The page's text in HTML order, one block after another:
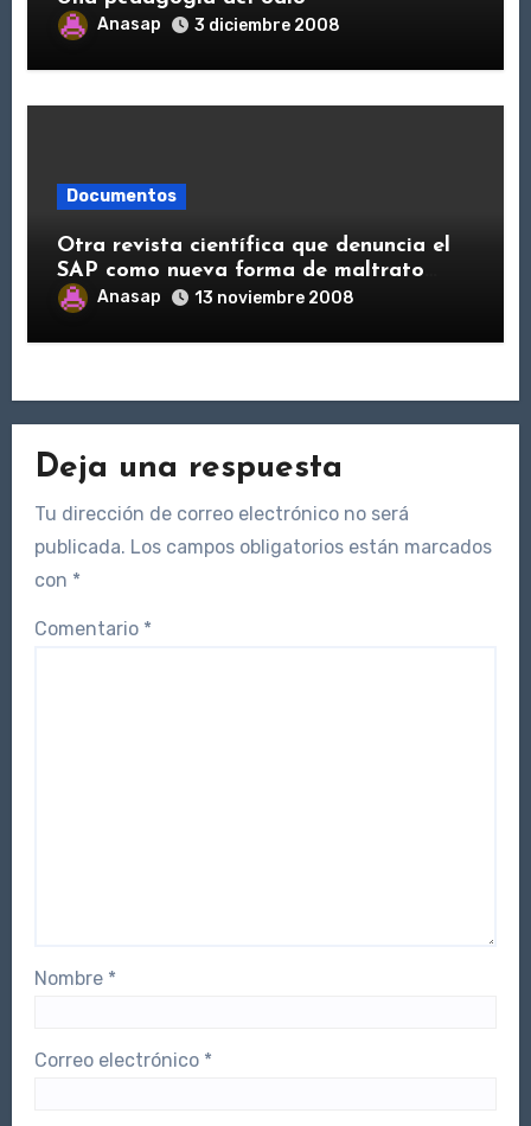
Anasap 3 diciembre 2008
Documentos
Otra revista científica que denuncia el
SAP como nueva forma de maltrato
infantilAnasap 13 noviembre 2008
Deja una respuesta
Tu dirección de correo electrónico no será
publicada. Los campos obligatorios están marcados
con *
Comentario *
Nombre *
Correo electrónico *